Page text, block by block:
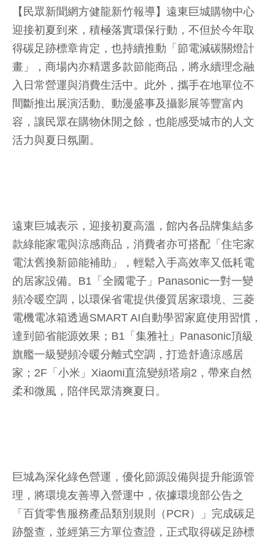
【民眾新聞網方健龍新竹報導】遠東巨城購物中心
迎接初夏到來，積極落實環保行動，不但於今年取
得碳足跡標章肯定，也持續推動「節電減碳關燈計
畫」，商場內亦精選多款節能商品，將永續理念融
入日常營運與消費生活中。此外，攜手在地單位不
間斷推出展演活動、動漫盛事及攝影展等豐富內
容，讓民眾在購物休閒之餘，也能感受城市的人文
活力與夏日氛圍。
遠東巨城表示，迎接初夏高溫，館內各品牌集結多
款綠能家電與涼感商品，消費者亦可搭配「住宅家
電汰舊換新節能補助」，輕鬆入手高效率又低耗電
的居家設備。B1「全國電子」Panasonic一對一變
頻冷暖空調，以環保省電提供優質居家環境、三菱
電機電冰箱透過SMART AI自動學習家庭使用習慣，
達到節省能源效果；B1「集雅社」Panasonic頂級
旗艦一級變頻冷暖分離式空調，打造舒適涼感居
家；2F「小米」Xiaomi直流變頻塔扇2，帶來自然
柔和微風，陪伴民眾清爽夏日。
巨城為深化綠色營運，優化節源設備與提升能源管
理，將環境友善導入營運中，依據環境部公告之
「百貨零售服務產品類別規則（PCR）」完成碳足
跡盤查，並經第三方單位查證，正式取得碳足跡標